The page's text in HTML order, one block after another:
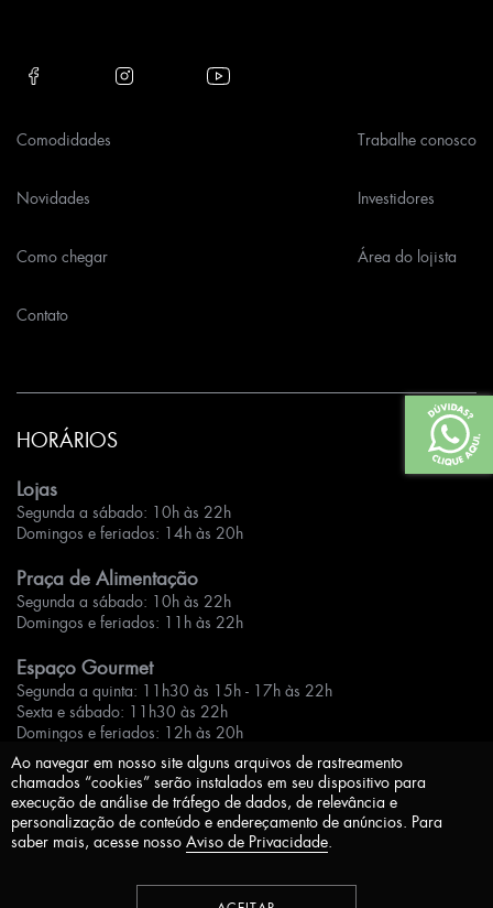
Comodidades
Novidades
Como chegar
Contato
Trabalhe conosco
Investidores
Área do lojista
HORÁRIOS
Lojas
Segunda a sábado: 10h às 22h
Domingos e feriados: 14h às 20h
Praça de Alimentação
Segunda a sábado: 10h às 22h
Domingos e feriados: 11h às 22h
Espaço Gourmet
Segunda a quinta: 11h30 às 15h - 17h às 22h
Sexta e sábado: 11h30 às 22h
Domingos e feriados: 12h às 20h
Aviso de Privacidade
Desenvolvido por
Ao navegar em nosso site alguns arquivos de rastreamento
chamados “cookies” serão instalados em seu dispositivo para
execução de análise de tráfego de dados, de relevância e
personalização de conteúdo e endereçamento de anúncios. Para
saber mais, acesse nosso Aviso de Privacidade.